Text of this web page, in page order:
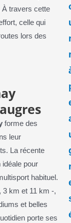
travers cette
celle qui
lors des
forme des
leur
La récente
idéale pour
habituel.
3 km et 11 km -,
et belles
porte ses